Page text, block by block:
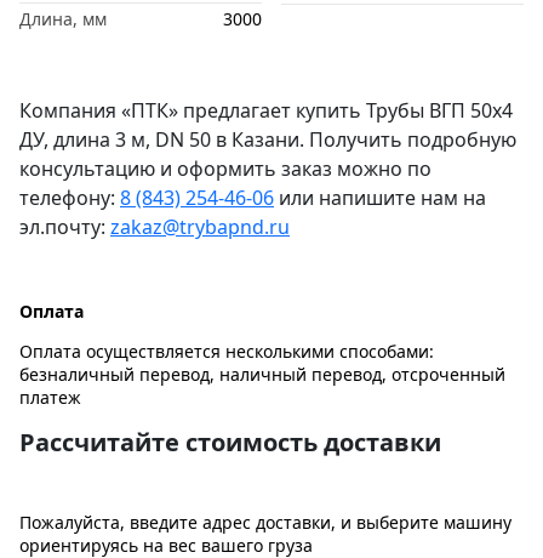
Длина, мм
3000
Компания «ПТК» предлагает купить Трубы ВГП 50х4
ДУ, длина 3 м, DN 50 в Казани. Получить подробную
консультацию и оформить заказ можно по
телефону: 8 (843) 254-46-06 или напишите нам на
эл.почту: zakaz@trybapnd.ru
Оплата
Оплата осуществляется несколькими способами:
безналичный перевод, наличный перевод, отсроченный
платеж
Рассчитайте стоимость доставки
Пожалуйста, введите адрес доставки, и выберите машину
ориентируясь на вес вашего груза